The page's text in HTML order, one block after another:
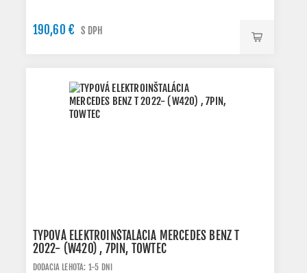
190,60 € S DPH
TYPOVÁ ELEKTROINŠTALÁCIA MERCEDES BENZ T
2022- (W420) , 7PIN, TOWTEC
DODACIA LEHOTA: 1-5 DNI